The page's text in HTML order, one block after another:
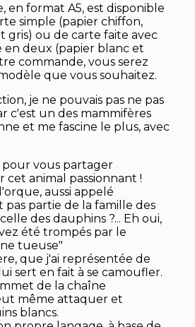
en format A5, est disponible
simple (papier chiffon,
gris) ou de carte faite avec
en deux (papier blanc et
commande, vous serez
que vous souhaitez.
je ne pouvais pas ne pas
c'est un des mammifères
et me fascine le plus, avec
vous partager
cet animal passionnant !
aussi appelé
pas partie de la famille des
des dauphins ?... Eh oui,
été trompés par le
tueuse"
que j'ai représentée de
sert en fait à se camoufler.
de la chaîne
même attaquer et
blancs.